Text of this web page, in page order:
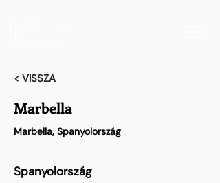
< VISSZA
Marbella
Marbella, Spanyolország
Spanyolország